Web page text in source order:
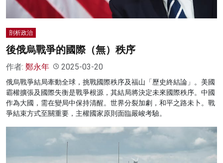
剖析政治
後俄烏戰爭的國際（無）秩序
作者: 鄭永年 2025-03-20
俄烏戰爭結局牽動全球，挑戰國際秩序及福山「歷史終結論」。美國
霸權擴張及國際失衡是戰爭根源，其結局將決定未來國際秩序。中國
作為大國，需在變局中保持清醒。世界分裂加劇，和平之路未卜。戰
爭結束方式至關重要，主權國家原則面臨嚴峻考驗。